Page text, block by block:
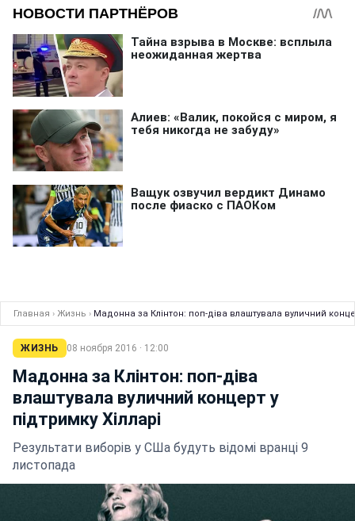
Главная › Жизнь › Мадонна за Клінтон: поп-діва влаштувала вуличний
ЖИЗНЬ 08 ноября 2016 · 12:00
Мадонна за Клінтон: поп-діва
влаштувала вуличний концерт у
підтримку Хілларі
Результати виборів у СШа будуть відомі вранці 9
листопада